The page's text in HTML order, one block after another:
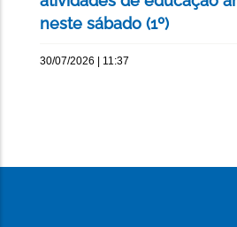
neste sábado (1º)
30/07/2026 | 11:37